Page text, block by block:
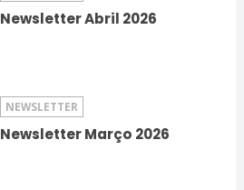
Newsletter Abril 2026
NEWSLETTER
Newsletter Março 2026